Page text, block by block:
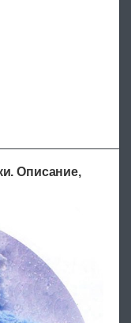
Описание,